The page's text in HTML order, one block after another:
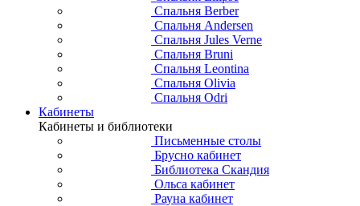
Спальня Berber
Спальня Andersen
Спальня Jules Verne
Спальня Bruni
Спальня Leontina
Спальня Olivia
Спальня Odri
Кабинеты
Кабинеты и библиотеки
Письменные столы
Брусно кабинет
Библиотека Скандия
Ольса кабинет
Рауна кабинет